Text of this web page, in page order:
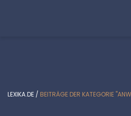
LEXIKA.DE / BEITRÄGE DER KATEGORIE